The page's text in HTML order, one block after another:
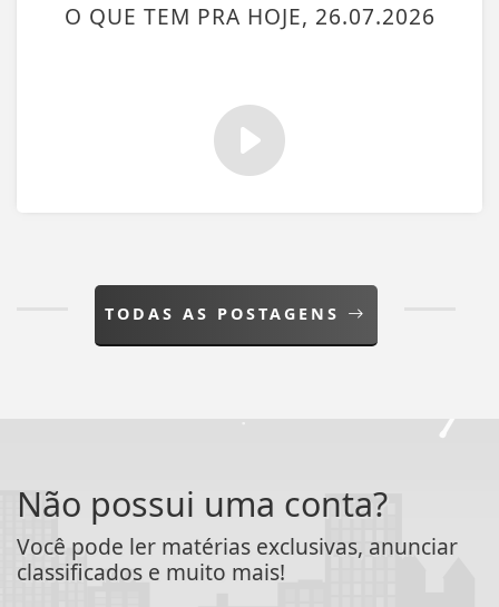
O QUE TEM PRA HOJE, 26.07.2026
TODAS AS POSTAGENS
Não possui uma conta?
Você pode ler matérias exclusivas, anunciar
classificados e muito mais!